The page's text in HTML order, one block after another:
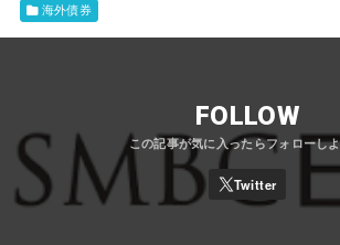
海外債券
FOLLOW